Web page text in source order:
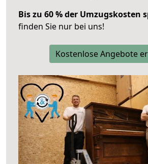
Bis zu 60 % der Umzugskosten
finden Sie nur bei uns!
Kostenlose Angebote